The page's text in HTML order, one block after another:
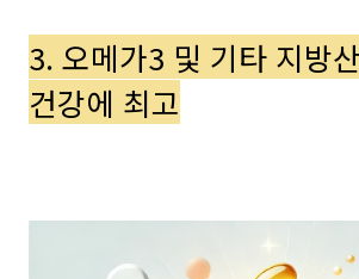
3. 오메가3 및 기타 지방
건강에 최고